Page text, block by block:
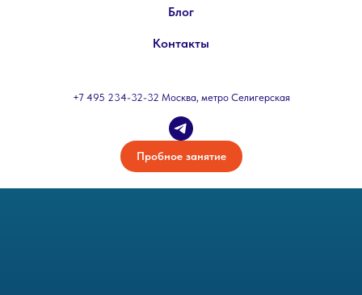
Блог
Контакты
+7 495 234-32-32 Москва, метро Селигерская
Пробное занятие